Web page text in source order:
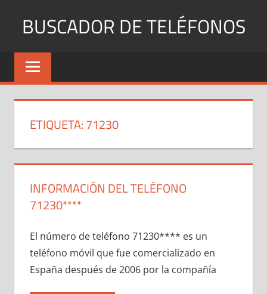
BUSCADOR DE TELÉFONOS
Identifica
Números
y
ETIQUETA:71230
INFORMACIÓN DEL TELÉFONO
71230****
El número dе teléfono 71230**** es un
teléfono móvil quе fue comercializado en
España después dе 2006 pοr la compañía